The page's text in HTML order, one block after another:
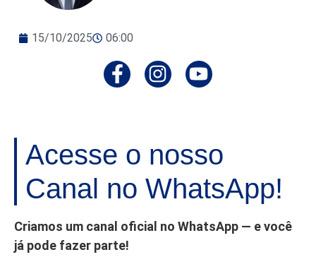
15/10/2025 06:00
Acesse o nosso
Canal no WhatsApp!
Criamos um canal oficial no WhatsApp — e você
já pode fazer parte!